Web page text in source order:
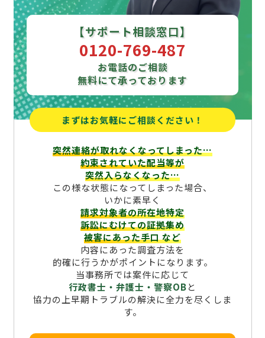
【サポート相談窓口】
0120-769-487
お電話のご相談
無料にて承っております
まずはお気軽にご相談ください！
突然連絡が取れなくなってしまった…
約束されていた配当等が
突然入らなくなった…
この様な状態になってしまった場合、
いかに素早く
請求対象者の所在地特定
訴訟にむけての証拠集め
被害にあった手口など
内容にあった調査方法を
的確に行うかがポイントになります。
当事務所では案件に応じて
行政書士・弁護士・警察OBと
協力の上早期トラブルの解決に全力を尽くしま
す。